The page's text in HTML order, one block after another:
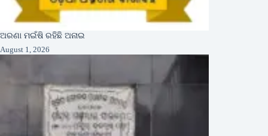
ଅରଣା ମଇଁଷି ରହିଛି ଅନାଇ
August 1, 2026